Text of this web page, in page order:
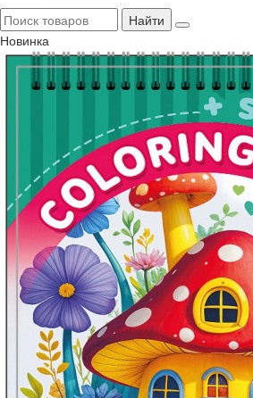
Найти
Новинка